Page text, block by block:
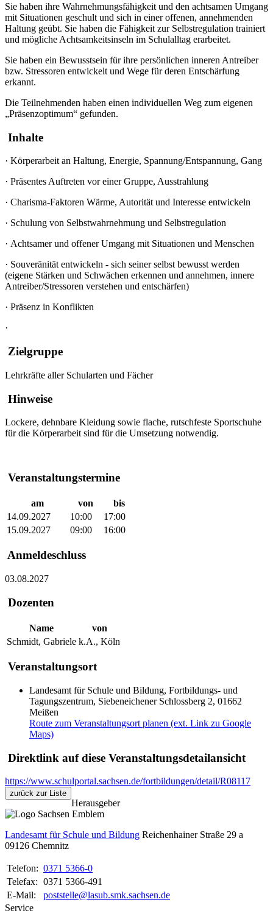
Sie haben ihre Wahrnehmungsfähigkeit und den achtsamen Umgang
mit Situationen geschult und sich in einer offenen, annehmenden
Haltung geübt. Sie haben die Fähigkeit zur Selbstregulation trainiert
und mögliche Achtsamkeitsinseln im Schulalltag erarbeitet.
Sie haben ein Bewusstsein für ihre persönlichen inneren Antreiber
bzw. Stressoren entwickelt und Wege für deren Entschärfung
erkannt.
Die Teilnehmenden haben einen individuellen Weg zum eigenen
„Präsenzoptimum“ gefunden.
Inhalte
· Körperarbeit an Haltung, Energie, Spannung/Entspannung, Gang
· Präsentes Auftreten vor einer Gruppe, Ausstrahlung
· Charisma-Faktoren Wärme, Autorität und Interesse entwickeln
· Schulung von Selbstwahrnehmung und Selbstregulation
· Achtsamer und offener Umgang mit Situationen und Menschen
· Souveränität entwickeln - sich seiner selbst bewusst werden
(eigene Stärken und Schwächen erkennen und annehmen, innere
Antreiber/Stressoren verstehen und entschärfen)
· Präsenz in Konflikten
·
Zielgruppe
Lehrkräfte aller Schularten und Fächer
Hinweise
Lockere, dehnbare Kleidung sowie flache, rutschfeste Sportschuhe
für die Körperarbeit sind für die Umsetzung notwendig.
Veranstaltungstermine
am von
bis
14.09.2027
10:00
17:00
15.09.2027
09:00 16:00
Anmeldeschluss
03.08.2027
Dozenten
Name
von
Schmidt, Gabriele k.A., Köln
Veranstaltungsort
Landesamt für Schule und Bildung, Fortbildungs- und
Tagungszentrum, Siebeneichener Schlossberg 2, 01662
Meißen
Route zum Veranstaltungsort planen (ext. Link zu Google
Maps)
Direktlink auf diese Veranstaltungsdetailansicht
https://www.schulportal.sachsen.de/fortbildungen/detail/R08117
zurück zur Liste
Herausgeber
Landesamt für Schule und Bildung Reichenhainer Straße 29 a
09126 Chemnitz
Telefon: 0371 5366-0
Telefax: 0371 5366-491
E-Mail:
poststelle@lasub.smk.sachsen.de
Service